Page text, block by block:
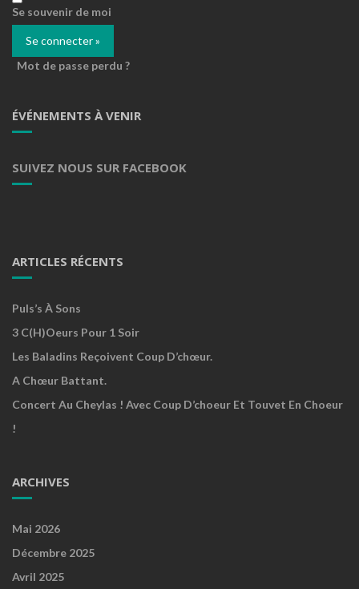
Se souvenir de moi
Mot de passe perdu ?
ÉVÉNEMENTS À VENIR
SUIVEZ NOUS SUR FACEBOOK
ARTICLES RÉCENTS
Puls’s À Sons
3 C(h)oeurs Pour 1 Soir
Les Baladins Reçoivent Coup D’chœur.
A Chœur Battant.
Concert Au Cheylas ! Avec Coup D’choeur Et Touvet En Choeur
!
ARCHIVES
Mai 2026
Décembre 2025
Avril 2025